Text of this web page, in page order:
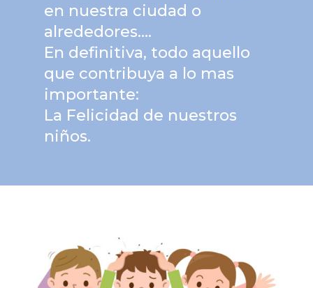
en nuestra ciudad o
alrededores….
En definitiva, todo aquello
que contribuya a lo mas
importante:
La Felicidad de nuestros
niños.